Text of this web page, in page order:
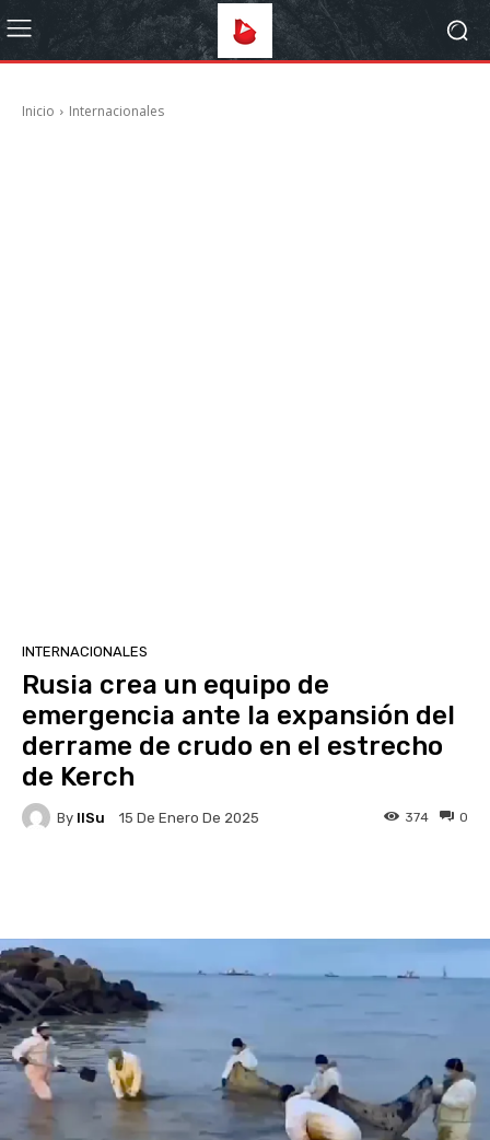
Inicio Internacionales
INTERNACIONALES
Rusia crea un equipo de
emergencia ante la expansión del
derrame de crudo en el estrecho
de Kerch
By IlSu 15 De Enero De 2025 0
374